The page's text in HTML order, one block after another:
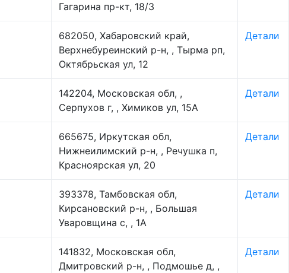
Гагарина пр-кт, 18/3
682050, Хабаровский край,
Верхнебуреинский р-н, , Тырма рп,
Октябрьская ул, 12
Детали
142204, Московская обл, ,
Серпухов г, , Химиков ул, 15А
Детали
665675, Иркутская обл,
Нижнеилимский р-н, , Речушка п,
Красноярская ул, 20
Детали
393378, Тамбовская обл,
Кирсановский р-н, , Большая
Уваровщина с, , 1А
Детали
141832, Московская обл,
Дмитровский р-н, , Подмошье д, ,
Детали